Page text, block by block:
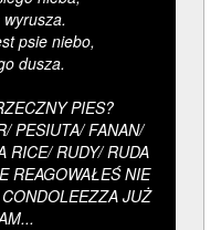
psie niebo,
dusza.
PIES?
PESIUTA/ FANAN/
RICE/ RUDY/ RUDA
REAGOWAŁEŚ NIE
JUŻ